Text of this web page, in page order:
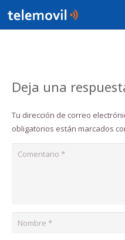
Deja una
Tu dirección de correo
obligatorios están marcados